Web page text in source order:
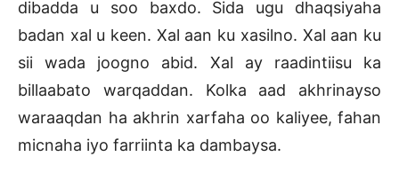
dibadda u soo baxdo. Sida ugu dhaqsiyaha
badan xal u keen. Xal aan ku xasilno. Xal aan ku
sii wada joogno abid. Xal ay raadintiisu ka
billaabato warqaddan. Kolka aad akhrinayso
waraaqdan ha akhrin xarfaha oo kaliyee, fahan
micnaha iyo farriinta ka dambaysa.